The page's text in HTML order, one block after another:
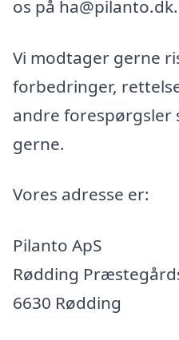
os på ha@pilanto.dk.
Vi modtager gerne
forbedringer,
andre forespørgsler
gerne.
Vores adresse er:
Pilanto ApS
Rødding
6630 Rødding